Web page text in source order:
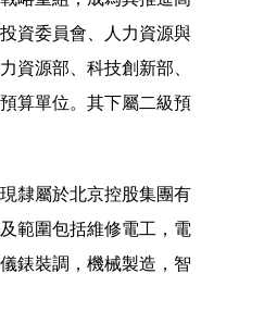
資委員會、人力資源與
資源部、科技創新部、
算單位。其下屬二級預
隸屬於北京控股集團有
範圍包括維修電工，電
錶裝調，機械製造，智